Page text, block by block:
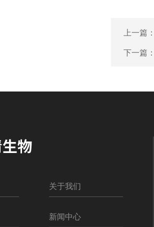
上一篇
下一篇
关于我们
新闻中心